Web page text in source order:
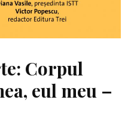
Corpul
eul meu –